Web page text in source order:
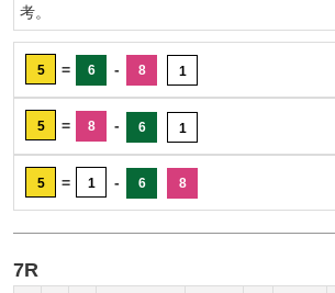
考。
5 = 6 - 8 1
5 = 8 - 6 1
5 = 1 - 6 8
7R